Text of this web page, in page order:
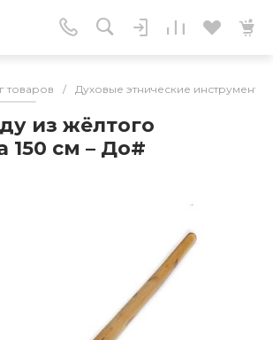
товаров / Духовые этнические инструменты
из жёлтого
150 см – До#